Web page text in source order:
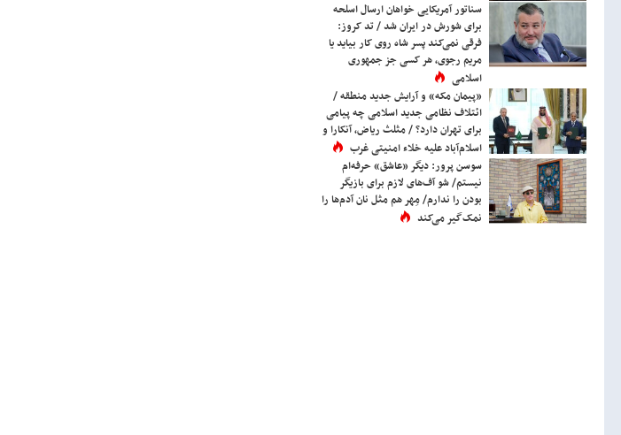
سناتور آمریکایی خواهان ارسال اسلحه
برای شورش در ایران شد / تد کروز:
فرقی نمی‌کند پسر شاه روی کار بیاید یا
مریم رجوی، هر کسی جز جمهوری
اسلامی
«پیمان مکه» و آرایش جدید منطقه /
ائتلاف نظامی جدید اسلامی چه پیامی
برای تهران دارد؟ / مثلث ریاض، آنکارا و
اسلام‌آباد علیه خلاء امنیتی غرب
سوسن پرور: دیگر «عاشق» حرفه‌ام
نیستم/ شو آف‌های لازم برای بازیگر
بودن را ندارم/ مِهر هم مثل نان آدم‌ها را
نمک‌گیر می‌کند